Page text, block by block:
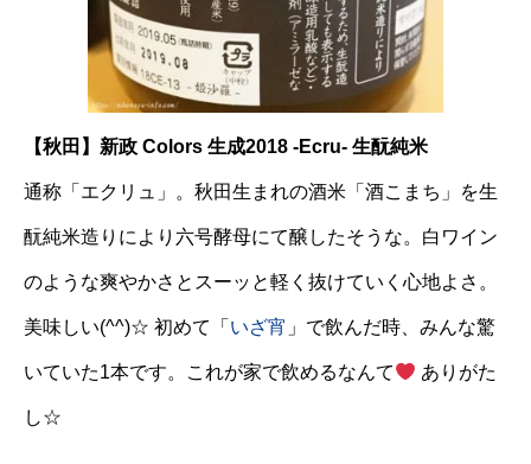
【秋田】新政 Colors 生成2018 -Ecru- 生酛純米
通称「エクリュ」。秋田生まれの酒米「酒こまち」を生
酛純米造りにより六号酵母にて醸したそうな。白ワイン
のような爽やかさとスーッと軽く抜けていく心地よさ。
美味しい(^^)☆ 初めて「 いざ宵 」で飲んだ時、みんな驚
いていた1本です。これが家で飲めるなんて ありがた
し☆